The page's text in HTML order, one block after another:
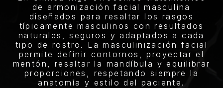
de armonización facial masculina
diseñados para resaltar los rasgos
típicamente masculinos con resultados
naturales, seguros y adaptados a cada
tipo de rostro. La masculinización facial
permite definir contornos, proyectar el
mentón, resaltar la mandíbula y equilibrar
proporciones, respetando siempre la
anatomía y estilo del paciente.